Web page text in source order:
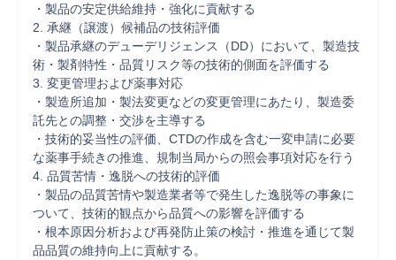
・製品の安定供給維持・強化に貢献する
2. 承継（譲渡）候補品の技術評価
・製品承継のデューデリジェンス（DD）において、製造技
術・製剤特性・品質リスク等の技術的側面を評価する
3. 変更管理および薬事対応
・製造所追加・製法変更などの変更管理にあたり、製造委
託先との調整・交渉を主導する
・技術的妥当性の評価、CTDの作成を含む一変申請に必要
な薬事手続きの推進、規制当局からの照会事項対応を行う
4. 品質苦情・逸脱への技術的評価
・製品の品質苦情や製造業者等で発生した逸脱等の事象に
ついて、技術的観点から品質への影響を評価する
・根本原因分析および再発防止策の検討・推進を通じて製
品品質の維持向上に貢献する。